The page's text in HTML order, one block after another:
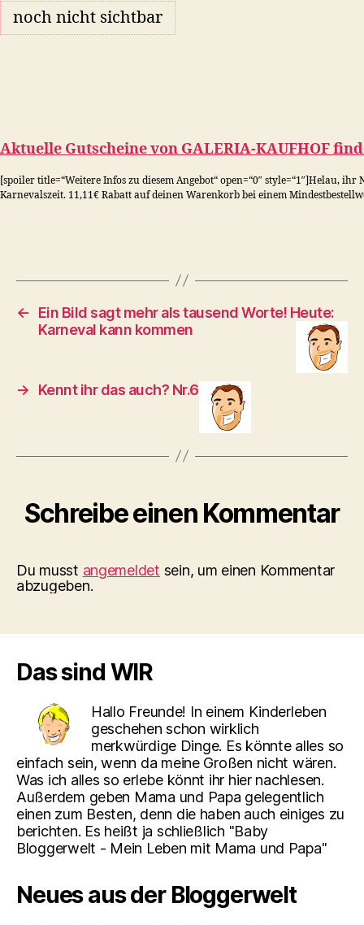
noch nicht sichtbar
Aktuelle Gutscheine von GALERIA-KAUFHOF
[spoiler title=“Weitere Infos zu diesem Angebot“ open=“0″ style=“1″]Helau,
Karnevalszeit. 11,11€ Rabatt auf deinen Warenkorb bei einem
←
Ein Bild sagt mehr als tausend Worte! Heute:
Karneval kann kommen
→ Kennt ihr das auch? Nr.6
Schreibe einen Kommentar
Du musst angemeldet sein, um einen Kommentar
abzugeben.
Das sind WIR
Hallo Freunde! In einem Kinderleben
geschehen schon wirklich
merkwürdige Dinge. Es könnte alles so
einfach sein, wenn da meine Großen nicht wären.
Was ich alles so erlebe könnt ihr hier nachlesen.
Außerdem geben Mama und Papa gelegentlich
einen zum Besten, denn die haben auch einiges zu
berichten. Es heißt ja schließlich "Baby
Bloggerwelt - Mein Leben mit Mama und Papa"
Neues aus der Bloggerwelt